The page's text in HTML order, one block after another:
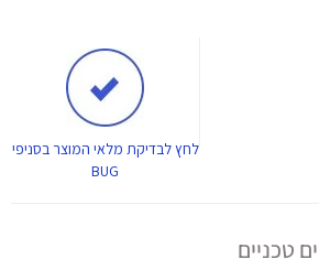
לחץלבדיקת מלאי המוצר בסניפי
BUG
טכניים